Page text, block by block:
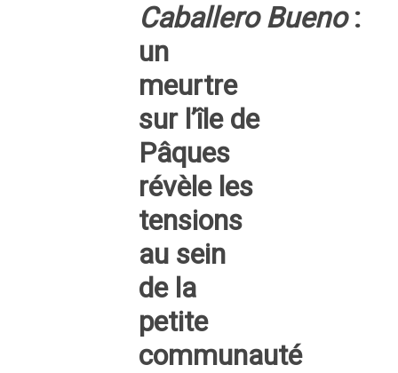
Caballero Bueno:
un
meurtre
sur l’île de
Pâques
révèle les
tensions
au sein
de la
petite
communauté